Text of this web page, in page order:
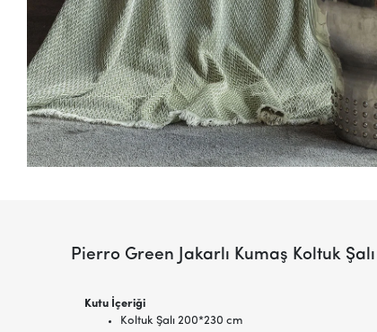
Pierro Green Jakarlı Kumaş Koltuk
Kutu İçeriği
Koltuk Şalı 200*230 cm